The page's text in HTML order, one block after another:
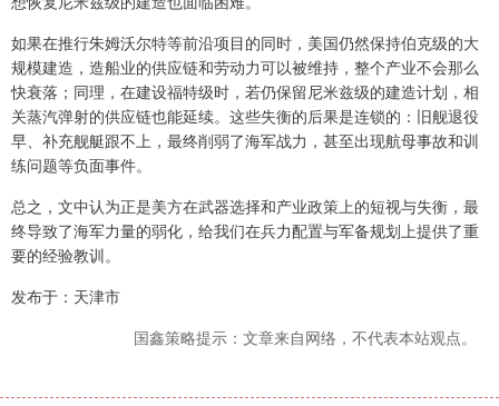
如果在推行朱姆沃尔特等前沿项目的同时，美国仍然保持伯克级的大
规模建造，造船业的供应链和劳动力可以被维持，整个产业不会那么
快衰落；同理，在建设福特级时，若仍保留尼米兹级的建造计划，相
关蒸汽弹射的供应链也能延续。这些失衡的后果是连锁的：旧舰退役
早、补充舰艇跟不上，最终削弱了海军战力，甚至出现航母事故和训
练问题等负面事件。
总之，文中认为正是美方在武器选择和产业政策上的短视与失衡，最
终导致了海军力量的弱化，给我们在兵力配置与军备规划上提供了重
要的经验教训。
发布于：天津市
国鑫策略提示：文章来自网络，不代表本站观点。